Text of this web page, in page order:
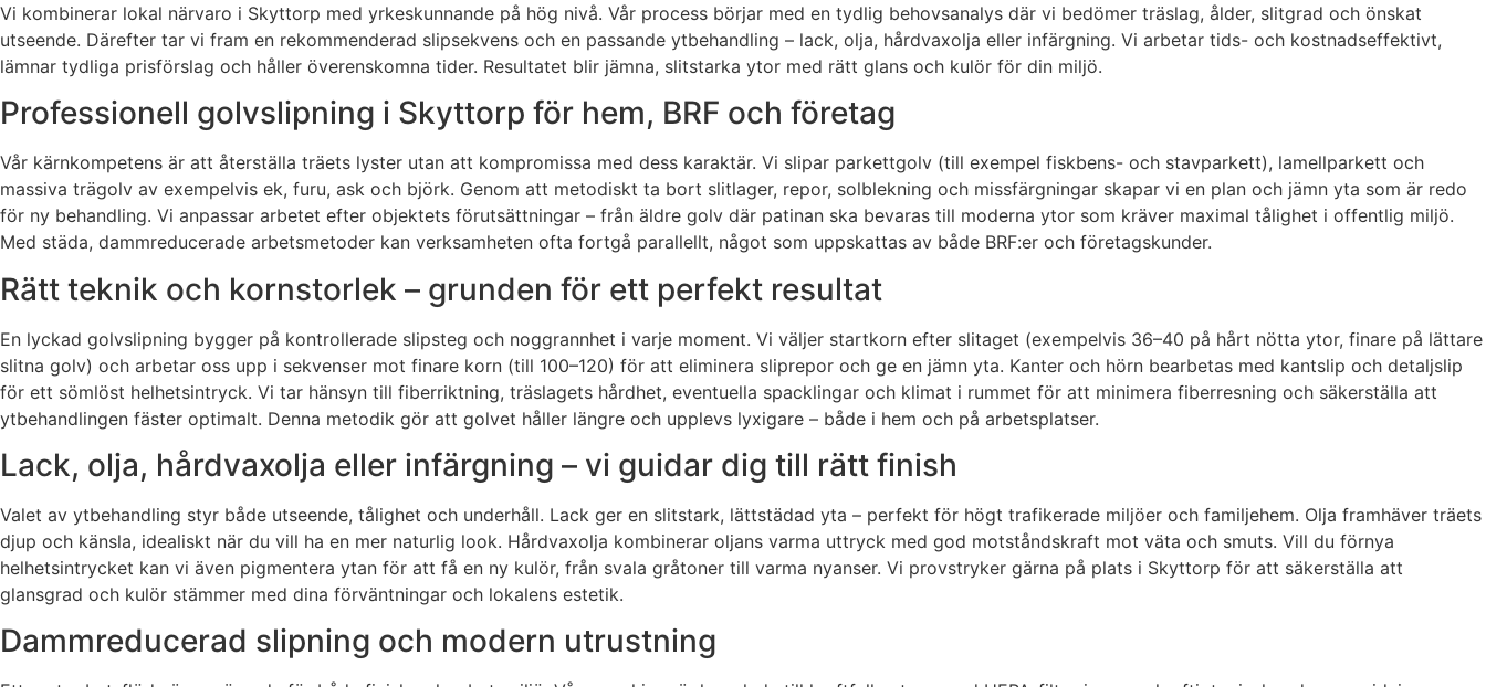
Vi kombinerar lokal närvaro i Skyttorp med yrkeskunnande på hög nivå. Vår process börjar med en tydlig behovsanalys där vi bedömer träslag, ålder, slitgrad och önskat
utseende. Därefter tar vi fram en rekommenderad slipsekvens och en passande ytbehandling – lack, olja, hårdvaxolja eller infärgning. Vi arbetar tids- och kostnadseffektivt,
lämnar tydliga prisförslag och håller överenskomna tider. Resultatet blir jämna, slitstarka ytor med rätt glans och kulör för din miljö.
Professionell golvslipning i Skyttorp för hem, BRF och företag
Vår kärnkompetens är att återställa träets lyster utan att kompromissa med dess karaktär. Vi slipar parkettgolv (till exempel fiskbens- och stavparkett), lamellparkett och
massiva trägolv av exempelvis ek, furu, ask och björk. Genom att metodiskt ta bort slitlager, repor, solblekning och missfärgningar skapar vi en plan och jämn yta som är redo
för ny behandling. Vi anpassar arbetet efter objektets förutsättningar – från äldre golv där patinan ska bevaras till moderna ytor som kräver maximal tålighet i offentlig miljö.
Med städa, dammreducerade arbetsmetoder kan verksamheten ofta fortgå parallellt, något som uppskattas av både BRF:er och företagskunder.
Rätt teknik och kornstorlek – grunden för ett perfekt resultat
En lyckad golvslipning bygger på kontrollerade slipsteg och noggrannhet i varje moment. Vi väljer startkorn efter slitaget (exempelvis 36–40 på hårt nötta ytor, finare på lättare
slitna golv) och arbetar oss upp i sekvenser mot finare korn (till 100–120) för att eliminera sliprepor och ge en jämn yta. Kanter och hörn bearbetas med kantslip och detaljslip
för ett sömlöst helhetsintryck. Vi tar hänsyn till fiberriktning, träslagets hårdhet, eventuella spacklingar och klimat i rummet för att minimera fiberresning och säkerställa att
ytbehandlingen fäster optimalt. Denna metodik gör att golvet håller längre och upplevs lyxigare – både i hem och på arbetsplatser.
Lack, olja, hårdvaxolja eller infärgning – vi guidar dig till rätt finish
Valet av ytbehandling styr både utseende, tålighet och underhåll. Lack ger en slitstark, lättstädad yta – perfekt för högt trafikerade miljöer och familjehem. Olja framhäver träets
djup och känsla, idealiskt när du vill ha en mer naturlig look. Hårdvaxolja kombinerar oljans varma uttryck med god motståndskraft mot väta och smuts. Vill du förnya
helhetsintrycket kan vi även pigmentera ytan för att få en ny kulör, från svala gråtoner till varma nyanser. Vi provstryker gärna på plats i Skyttorp för att säkerställa att
glansgrad och kulör stämmer med dina förväntningar och lokalens estetik.
Dammreducerad slipning och modern utrustning